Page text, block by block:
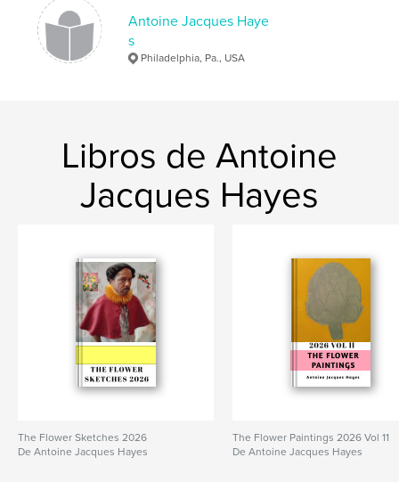
Antoine Jacques Haye
s
Philadelphia, Pa., USA
Libros de Antoine
Jacques Hayes
The Flower Sketches 2026
De Antoine Jacques Hayes
The Flower Paintings 2026 Vol 11
De Antoine Jacques Hayes